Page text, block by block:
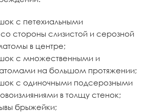
с петехиальными
стороны слизистой и серозной
в центре;
с множественными и
на большом протяжении;
с одиночными подсерозными
в толщу стенок;
брыжейки;